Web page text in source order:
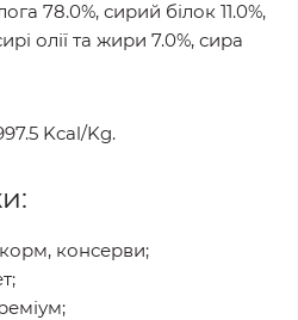
78.0%, сирий білок 11.0%,
олії та жири 7.0%, сира
Kcal/Kg.
консерви;